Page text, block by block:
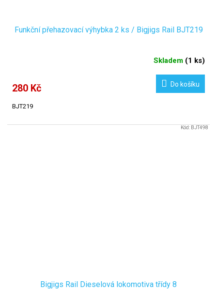
Funkční přehazovací výhybka 2 ks / Bigjigs Rail BJT219
Skladem (1 ks)
280 Kč Do košíku
BJT219
Bigjigs Rail Dieselová lokomotiva třídy 8
Kód: BJT498